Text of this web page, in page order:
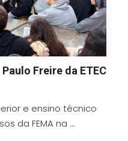
Freire da ETEC
e ensino técnico
da FEMA na ...